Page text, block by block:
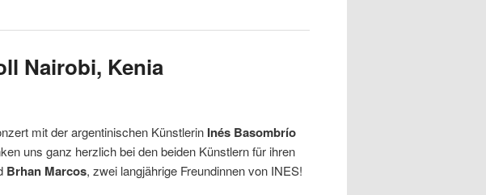
Nairobi, Kenia
mit der argentinischen Künstlerin Inés Basombrío
uns ganz herzlich bei den beiden Künstlern für ihren
Brhan Marcos, zwei langjährige Freundinnen von INES!